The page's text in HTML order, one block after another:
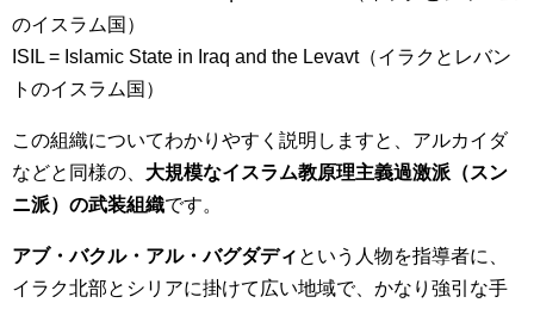
のイスラム国）
ISIL = Islamic State in Iraq and the Levavt（イラクとレバン
トのイスラム国）
この組織についてわかりやすく説明しますと、アルカイダ
などと同様の、 大規模なイスラム教原理主義過激派（スン
ニ派）の武装組織です。
アブ・バクル・アル・バグダディ という人物を指導者に、
イラク北部とシリアに掛けて広い地域で、かなり強引な手